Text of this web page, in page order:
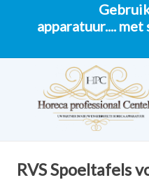
apparatuur.... met
RVS Spoeltafels